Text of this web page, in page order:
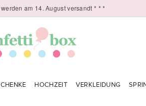
am 14. August versandt * * *
HOCHZEIT VERKLEIDUNG